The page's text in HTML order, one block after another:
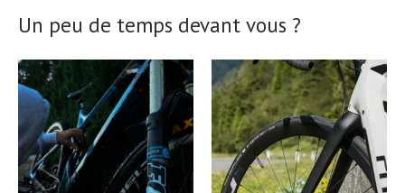
Un peu de temps devant vous ?